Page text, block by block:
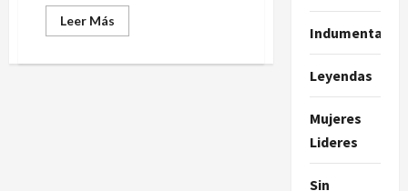
Leer Más
más
¿Quién
Indumentaria
Leyendas
Mujeres
Lideres
Sin